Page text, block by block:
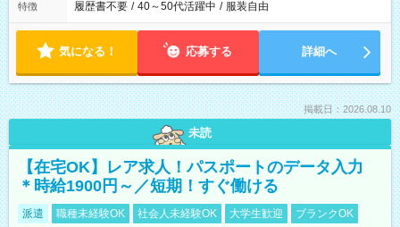
特徴 履歴書不要 / 40～50代活躍中 / 服装自由
気になる！ 応募する 詳細へ
掲載日：2026.08.10
未読
【在宅OK】レア求人！パスポートのデータ入力
＊時給1900円～／短期！すぐ働ける
派遣 職種未経験OK 社会人未経験OK 大学生歓迎 ブランクOK